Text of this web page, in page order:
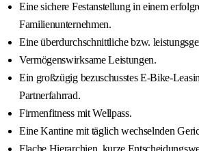
Eine sichere Festanstellung in einem
Familienunternehmen.
Eine überdurchschnittliche bzw.
Vermögenswirksame Leistungen.
Ein großzügig bezuschusstes E-Bike-
Partnerfahrrad.
Firmenfitness mit Wellpass.
Eine Kantine mit täglich wechselnden